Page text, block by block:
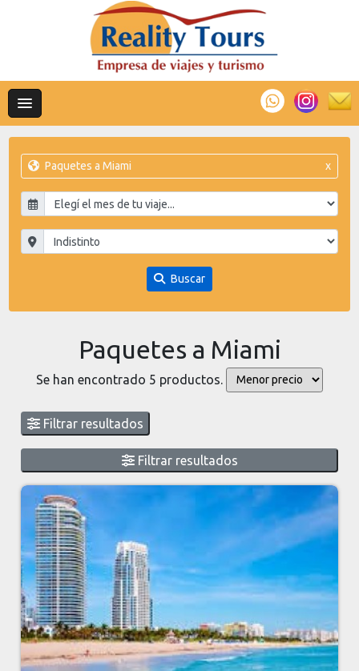
Paquetes a Miami x
Buscar
Paquetes a Miami
Se han encontrado 5 productos.
Filtrar resultados
Filtrar resultados